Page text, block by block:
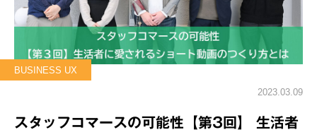
BUSINESS UX
2023.03.09
スタッフコマースの可能性【第3回】 生活者